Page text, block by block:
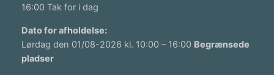
16:00 Tak for i dag
Dato for afholdelse:
Lørdag den 01/08-2026 kl. 10:00 – 16:00 Begrænsede
pladser